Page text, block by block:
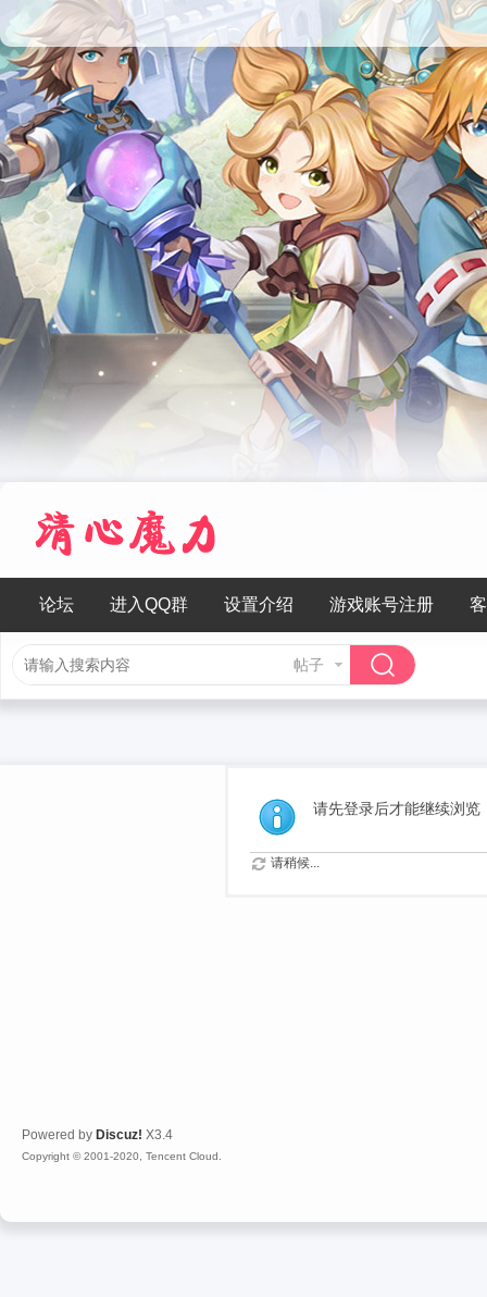
论坛 进入QQ群 设置介绍 游戏账号注册
帖子
请先登录后才能继续浏览
请稍候...
Powered by Discuz! X3.4
Copyright © 2001-2020, Tencent Cloud.